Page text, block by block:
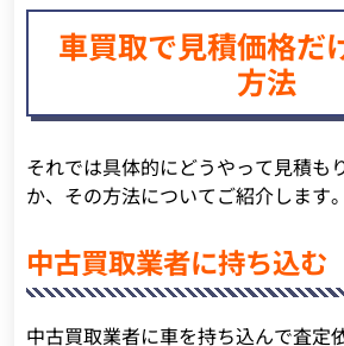
車買取で見積価格だ
方法
それでは具体的にどうやって見積も
か、その方法についてご紹介します。
中古買取業者に持ち込む
中古買取業者に車を持ち込んで査定